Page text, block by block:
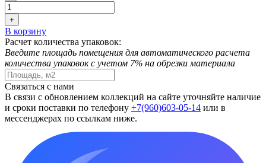
+
В корзину
Расчет количества упаковок:
Введите площадь помещения для автоматического расчета
количества упаковок с учетом 7% на обрезки материала
Связаться с нами
В связи с обновлением коллекций на сайте уточняйте наличие
и сроки поставки по телефону +7(960)603-05-14 или в
мессенджерах по ссылкам ниже.